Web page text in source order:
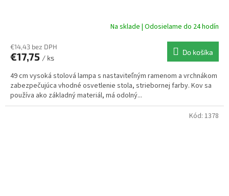
Na sklade | Odosielame do 24 hodín
€14,43 bez DPH
€17,75 / ks
Do košíka
49 cm vysoká stolová lampa s nastaviteľným ramenom a vrchnákom
zabezpečujúca vhodné osvetlenie stola, striebornej farby. Kov sa
používa ako základný materiál, má odolný...
Kód: 1378